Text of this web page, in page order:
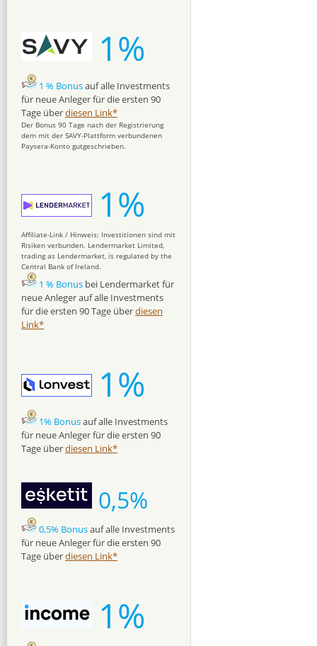
1%
1 % Bonusauf alle Investments
für neue Anleger für die ersten 90
Tage überdiesen Link*
Der Bonus 90 Tage nach der Registrierung
dem mit der SAVY-Plattform verbundenen
Paysera-Konto gutgeschrieben.
1%
Affiliate-Link / Hinweis: Investitionen sind mit
Risiken verbunden. Lendermarket Limited,
trading as Lendermarket, is regulated by the
Central Bank of Ireland.
1 % Bonus bei Lendermarket für
neue Anleger auf alle Investments
für die ersten 90 Tage überdiesen
Link*
1%
1% Bonusauf alle Investments
für neue Anleger für die ersten 90
Tage überdiesen Link*
0,5%
0,5% Bonusauf alle Investments
für neue Anleger für die ersten 90
Tage überdiesen Link*
1%